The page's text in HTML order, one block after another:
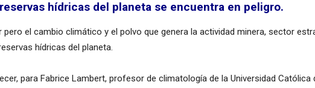
hídricas del planeta se encuentra en peligro.
el cambio climático y el polvo que genera la actividad minera, sector
hídricas del planeta.
para Fabrice Lambert, profesor de climatología de la Universidad Católica